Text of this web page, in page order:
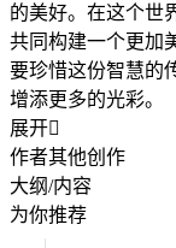
的美好。在这个世
共同构建一个更加
要珍惜这份智慧的
增添更多的光彩。
展开
作者其他创作
大纲/内容
为你推荐